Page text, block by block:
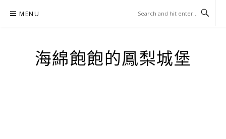
MENU
海綿飽飽的鳳梨城堡